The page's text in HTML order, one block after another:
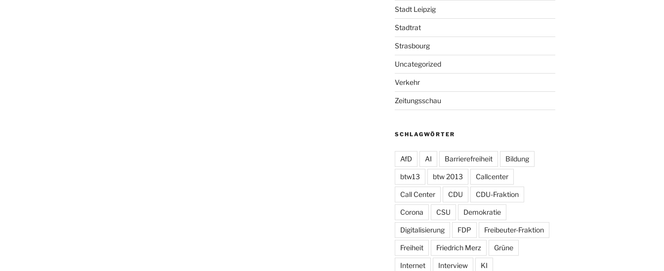
Stadt Leipzig
Stadtrat
Strasbourg
Uncategorized
Verkehr
Zeitungsschau
SCHLAGWÖRTER
AfD AI Barrierefreiheit Bildung
btw13 btw 2013 Callcenter
Call Center CDU CDU-Fraktion
Corona CSU Demokratie
Digitalisierung FDP Freibeuter-Fraktion
Freiheit Friedrich Merz Grüne
Internet Interview KI